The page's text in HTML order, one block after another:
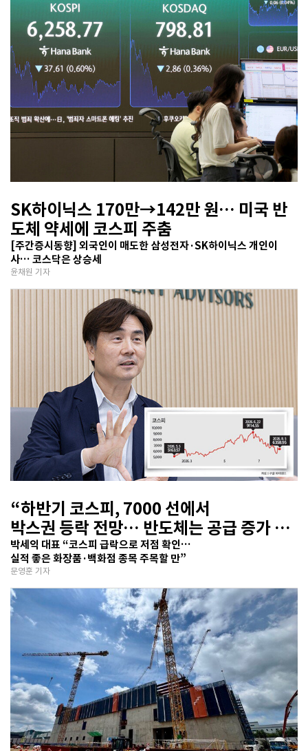
SK하이닉스 170만→142만 원… 미국 반
도체 약세에 코스피 주춤
[주간증시동향] 외국인이 매도한 삼성전자·SK하이닉스 개인이
사… 코스닥은 상승세
윤채원 기자
“하반기 코스피, 7000 선에서
박스권 등락 전망… 반도체는 공급 증가 선
반영 주시해야”
박세익 대표 “코스피 급락으로 저점 확인…
실적 좋은 화장품·백화점 종목 주목할 만”
문영훈 기자